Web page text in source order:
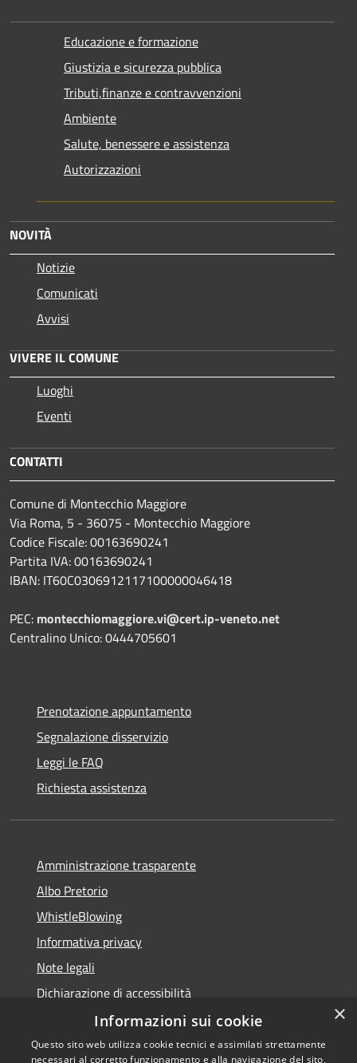
Educazione e formazione
Giustizia e sicurezza pubblica
Tributi,finanze e contravvenzioni
Ambiente
Salute, benessere e assistenza
Autorizzazioni
NOVITÀ
Notizie
Comunicati
Avvisi
VIVERE IL COMUNE
Luoghi
Eventi
CONTATTI
Comune di Montecchio Maggiore
Via Roma, 5 - 36075 - Montecchio Maggiore
Codice Fiscale: 00163690241
Partita IVA: 00163690241
IBAN: IT60C0306912117100000046418
PEC: montecchiomaggiore.vi@cert.ip-veneto.net
Centralino Unico: 0444705601
Prenotazione appuntamento
Segnalazione disservizio
Leggi le FAQ
Richiesta assistenza
Amministrazione trasparente
Albo Pretorio
WhistleBlowing
Informativa privacy
Note legali
Dichiarazione di accessibilità
×
Informazioni sui cookie
Questo sito web utilizza cookie tecnici e assimilati strettamente
necessari al corretto funzionamento e alla navigazione del sito,